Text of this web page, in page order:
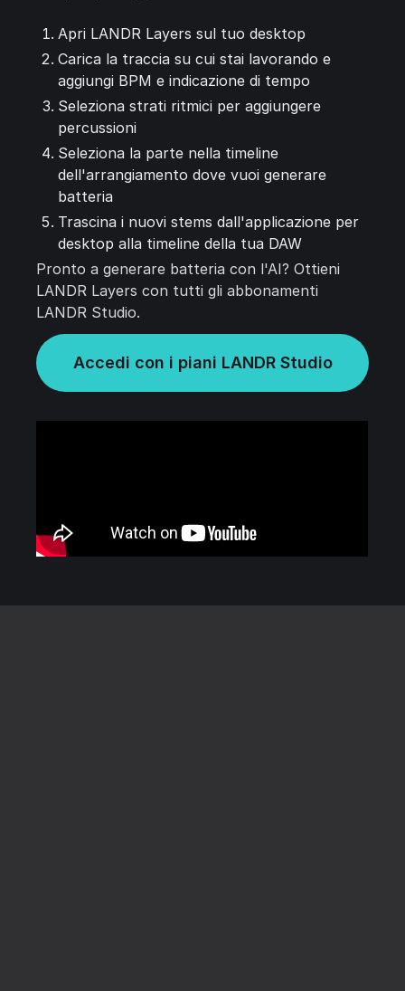
Apri LANDR Layers sul tuo desktop
Carica la traccia su cui stai lavorando e
aggiungi BPM e indicazione di tempo
Seleziona strati ritmici per aggiungere
percussioni
Seleziona la parte nella timeline
dell'arrangiamento dove vuoi generare
batteria
Trascina i nuovi stems dall'applicazione per
desktop alla timeline della tua DAW
Pronto a generare batteria con l'AI? Ottieni
LANDR Layers con tutti gli abbonamenti
LANDR Studio.
Accedi con i piani LANDR Studio